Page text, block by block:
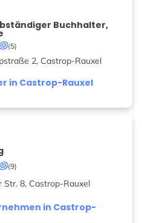
Buchhalter,
(5)
in Castrop-Rauxel
2, Castrop-Rauxel
(9)
in Castrop-
Str. 8, Castrop-Rauxel